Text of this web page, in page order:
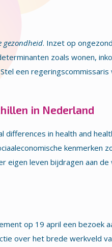
gezondheid. Inzet op
zoals wonen,
een
in Nederland
differences in health and
kenmerken
leven bijdragen aan de
op 19 april een bezoek
over het brede werkveld